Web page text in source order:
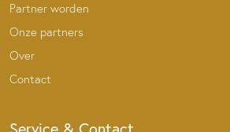
Partner worden
Onze partners
Over
Contact